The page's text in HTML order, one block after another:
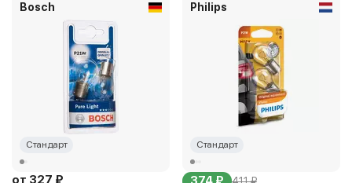
Bosch
Стандарт
от 327 ₽
Philips
Стандарт